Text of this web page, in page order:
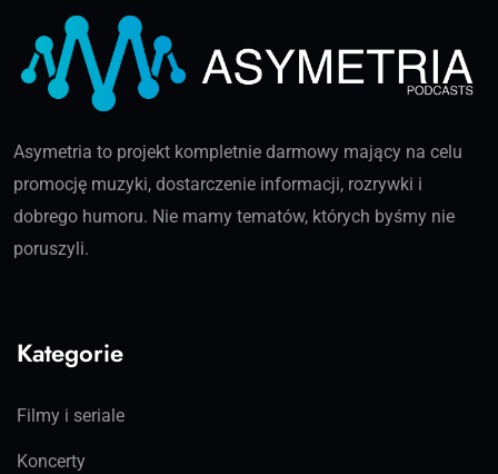
Asymetria to projekt kompletnie darmowy mający na celu
promocję muzyki, dostarczenie informacji, rozrywki i
dobrego humoru. Nie mamy tematów, których byśmy nie
poruszyli.
Kategorie
Filmy i seriale
Koncerty